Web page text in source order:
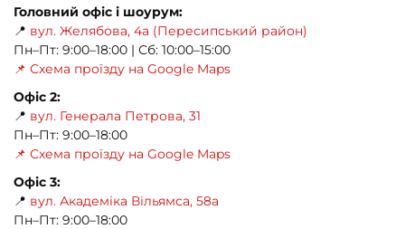
Головний офіс і шоурум:
📍 вул. Желябова, 4а (Пересипський район)
Пн–Пт: 9:00–18:00 | Сб: 10:00–15:00
📌 Схема проїзду на Google Maps
Офіс 2:
📍 вул. Генерала Петрова, 31
Пн–Пт: 9:00–18:00
📌 Схема проїзду на Google Maps
Офіс 3:
📍 вул. Академіка Вільямса, 58а
Пн–Пт: 9:00–18:00